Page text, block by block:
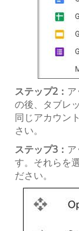
ステップ2：
の後、タブレ
同じアカウン
さい。
ステップ3：
す。それらを
ださい。